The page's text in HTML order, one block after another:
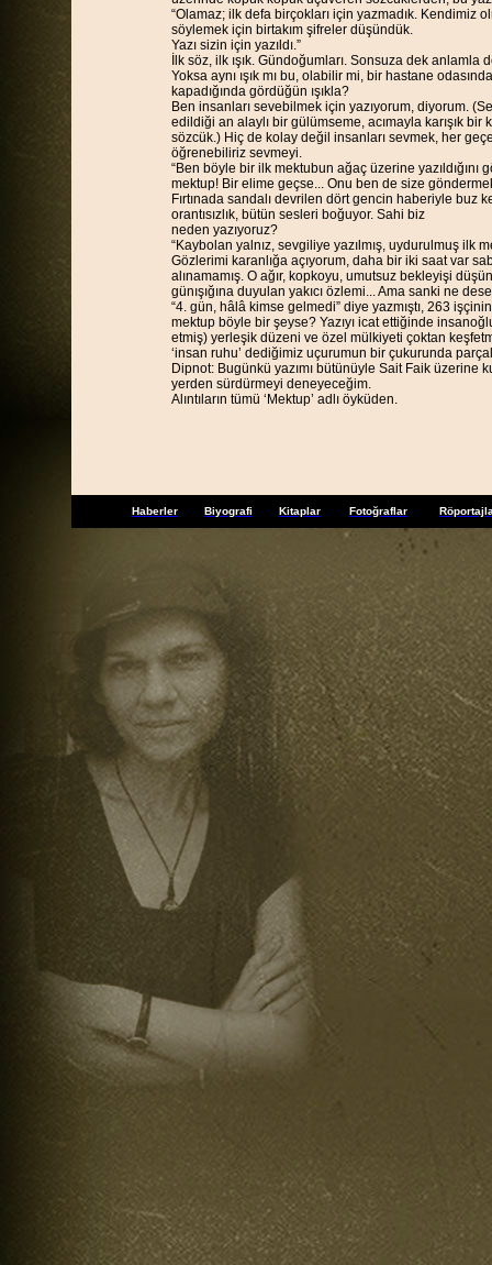
“Olamaz; ilk defa birçokları için yazmadık.
söylemek için birtakım şifreler düşündük.
Yazı sizin için yazıldı.”
İlk söz, ilk ışık. Gündoğumları. Sonsuza dek anlamla
Yoksa aynı ışık mı bu, olabilir mi, bir hastane
kapadığında gördüğün ışıkla?
Ben insanları sevebilmek için yazıyorum, diyorum.
edildiği an alaylı bir gülümseme, acımayla karışık
sözcük.) Hiç de kolay değil insanları sevmek, her
öğrenebiliriz sevmeyi.
“Ben böyle bir ilk mektubun ağaç üzerine
mektup! Bir elime geçse... Onu ben de size
Fırtınada sandalı devrilen dört gencin haberiyle
orantısızlık, bütün sesleri boğuyor. Sahi biz
neden yazıyoruz?
“Kaybolan yalnız, sevgiliye yazılmış, uydurulmuş ilk
Gözlerimi karanlığa açıyorum, daha bir iki saat var
alınamamış. O ağır, kopkoyu, umutsuz bekleyişi
günışığına duyulan yakıcı özlemi... Ama sanki ne
“4. gün, hâlâ kimse gelmedi” diye yazmıştı, 263
mektup böyle bir şeyse? Yazıyı icat ettiğinde
etmiş) yerleşik düzeni ve özel mülkiyeti çoktan
‘insan ruhu’ dediğimiz uçurumun bir çukurunda
Dipnot: Bugünkü yazımı bütünüyle Sait Faik üzerine
yerden sürdürmeyi deneyeceğim.
Alıntıların tümü ‘Mektup’ adlı öyküden.
Haberler Biyografi Kitaplar Fotoğraflar